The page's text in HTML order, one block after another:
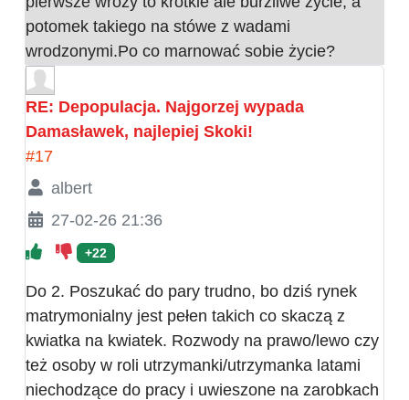
potomek takiego na stówe z wadami
wrodzonymi.Po co marnować sobie życie?
RE: Depopulacja. Najgorzej wypada
Damasławek, najlepiej Skoki!
#17
albert
27-02-26 21:36
+22
Do 2. Poszukać do pary trudno, bo dziś rynek
matrymonialny jest pełen takich co skaczą z
kwiatka na kwiatek. Rozwody na prawo/lewo czy
też osoby w roli utrzymanki/utrzymanka latami
niechodzące do pracy i uwieszone na zarobkach